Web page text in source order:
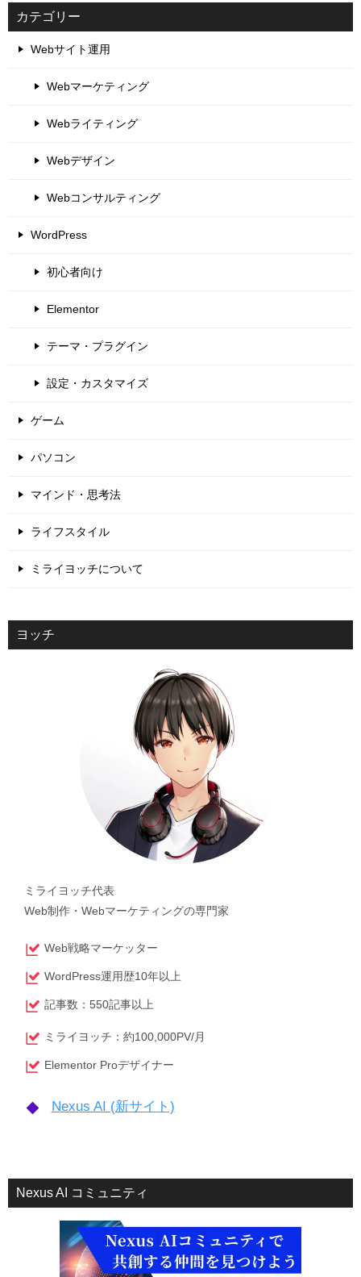
カテゴリー
Webサイト運用
Webマーケティング
Webライティング
Webデザイン
Webコンサルティング
WordPress
初心者向け
Elementor
テーマ・プラグイン
設定・カスタマイズ
ゲーム
パソコン
マインド・思考法
ライフスタイル
ミライヨッチについて
ヨッチ
ミライヨッチ代表
Web制作・Webマーケティングの専門家
Web戦略マーケッター
WordPress運用歴10年以上
記事数：550記事以上
ミライヨッチ：約100,000PV/月
Elementor Proデザイナー
Nexus AI (新サイト)
Nexus AI コミュニティ